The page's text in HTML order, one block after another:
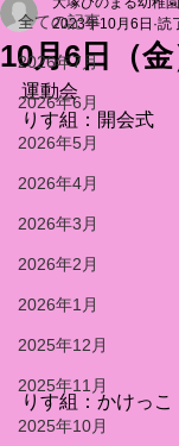
全ての記事
2026年7月
2026年6月
2026年5月
2026年4月
2026年3月
2026年2月
2026年1月
2025年12月
2025年11月
2025年10月
10月6日（金
2023年10月6日 読
運動会
りす組：開会式
りす組：かけっこ